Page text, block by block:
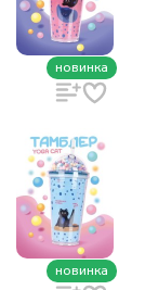
новинка
новинка